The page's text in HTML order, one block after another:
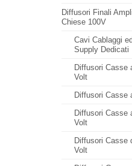
Diffusori Finali
Chiese 100V
Cavi Cablaggi
Supply Dedicati
Diffusori Casse
Volt
Diffusori Casse
Diffusori Casse
Volt
Diffusori Casse
Volt